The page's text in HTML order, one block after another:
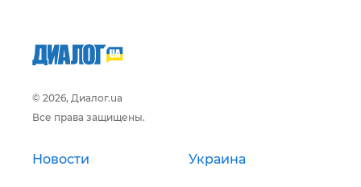
© 2026, Диалог.ua
Все права защищены.
Новости Украина